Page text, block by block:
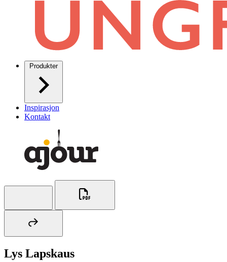
Produkter
Inspirasjon
Kontakt
Lys Lapskaus